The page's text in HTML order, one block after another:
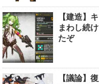
【建造】
まわし続
たぞ
【議論】